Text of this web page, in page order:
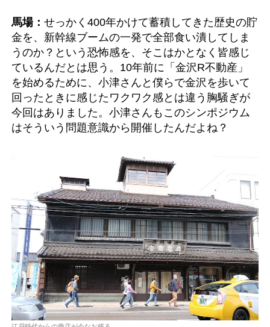
馬場： せっかく400年かけて蓄積してきた歴史の貯
金を、新幹線ブームの一発で全部食い潰してしま
うのか？という恐怖感を、そこはかとなく皆感じ
ているんだとは思う。10年前に「金沢R不動産」
を始めるために、小津さんと僕らで金沢を歩いて
回ったときに感じたワクワク感とは違う胸騒ぎが
今回はありました。小津さんもこのシンポジウム
はそういう問題意識から開催したんだよね？